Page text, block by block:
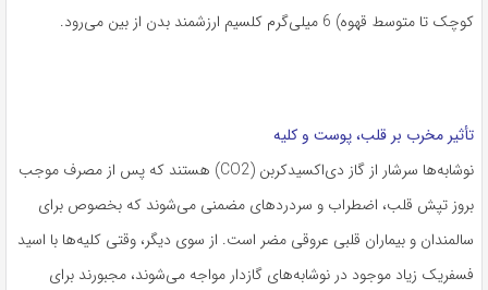
کوچک تا متوسط قهوه) 6 میلی‌گرم کلسیم ارزشمند بدن از بین می‌رود.
تأثیر مخرب بر قلب، پوست و کلیه
نوشابه‌ها سرشار از گاز دی‌اکسیدکربن (CO2) هستند که پس از مصرف موجب
بروز تپش قلب، اضطراب و سردرد‌های مضمنی می‌شوند که بخصوص برای
سالمندان و بیماران قلبی عروقی مضر است. از سوی دیگر، وقتی کلیه‌ها با اسید
فسفریک زیاد موجود در نوشابه‌های گازدار مواجه می‌شوند، مجبورند برای